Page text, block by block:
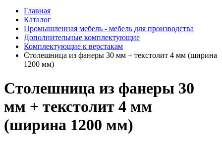
Главная
Каталог
Промышленная мебель - мебель для производства
Дополнительные комплектующие
Комплектующие к верстакам
Столешница из фанеры 30 мм + текстолит 4 мм (ширина
1200 мм)
Столешница из фанеры 30
мм + текстолит 4 мм
(ширина 1200 мм)